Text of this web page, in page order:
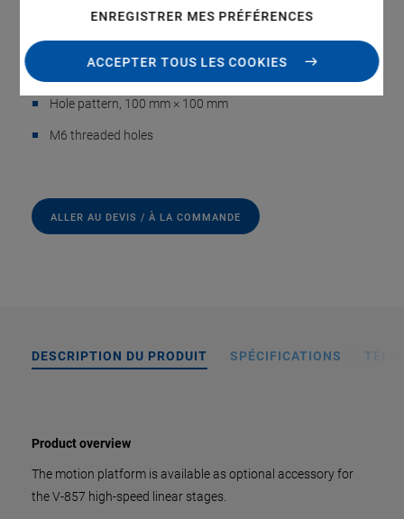
ENREGISTRER MES PRÉFÉRENCES
ACCEPTER TOUS LES COOKIES
Triple M6 Hole Pattern
Hole pattern, 50 mm × 50 mm
Hole pattern, 100 mm × 100 mm
M6 threaded holes
ALLER AU DEVIS / À LA COMMANDE
DESCRIPTION DU PRODUIT SPÉCIFICATIONS
Product overview
The motion platform is available as optional accessory for
the V-857 high-speed linear stages.